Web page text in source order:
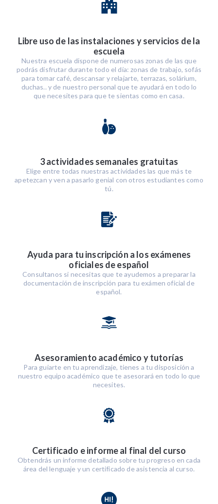
Libre uso de las instalaciones y servicios de la
escuela
Nuestra escuela dispone de numerosas zonas de las que
podrás disfrutar durante todo el día: zonas de trabajo, sofás
para tomar café, descansar y relajarte, terrazas, solárium,
duchas.. y de nuestro personal que te ayudará en todo lo
que necesites para que te sientas como en casa.
3 actividades semanales gratuitas
Elige entre todas nuestras actividades las que más te
apetezcan y ven a pasarlo genial con otros estudiantes como
tú.
Ayuda para tu inscripción a los exámenes
oficiales de español
Consultanos si necesitas que te ayudemos a preparar la
documentación de inscripción para tu exámen oficial de
español.
Asesoramiento académico y tutorías
Para guiarte en tu aprendizaje, tienes a tu disposición a
nuestro equipo académico que te asesorará en todo lo que
necesites.
Certificado e informe al final del curso
Obtendrás un informe detallado sobre tu progreso en cada
área del lenguaje y un certificado de asistencia al curso.